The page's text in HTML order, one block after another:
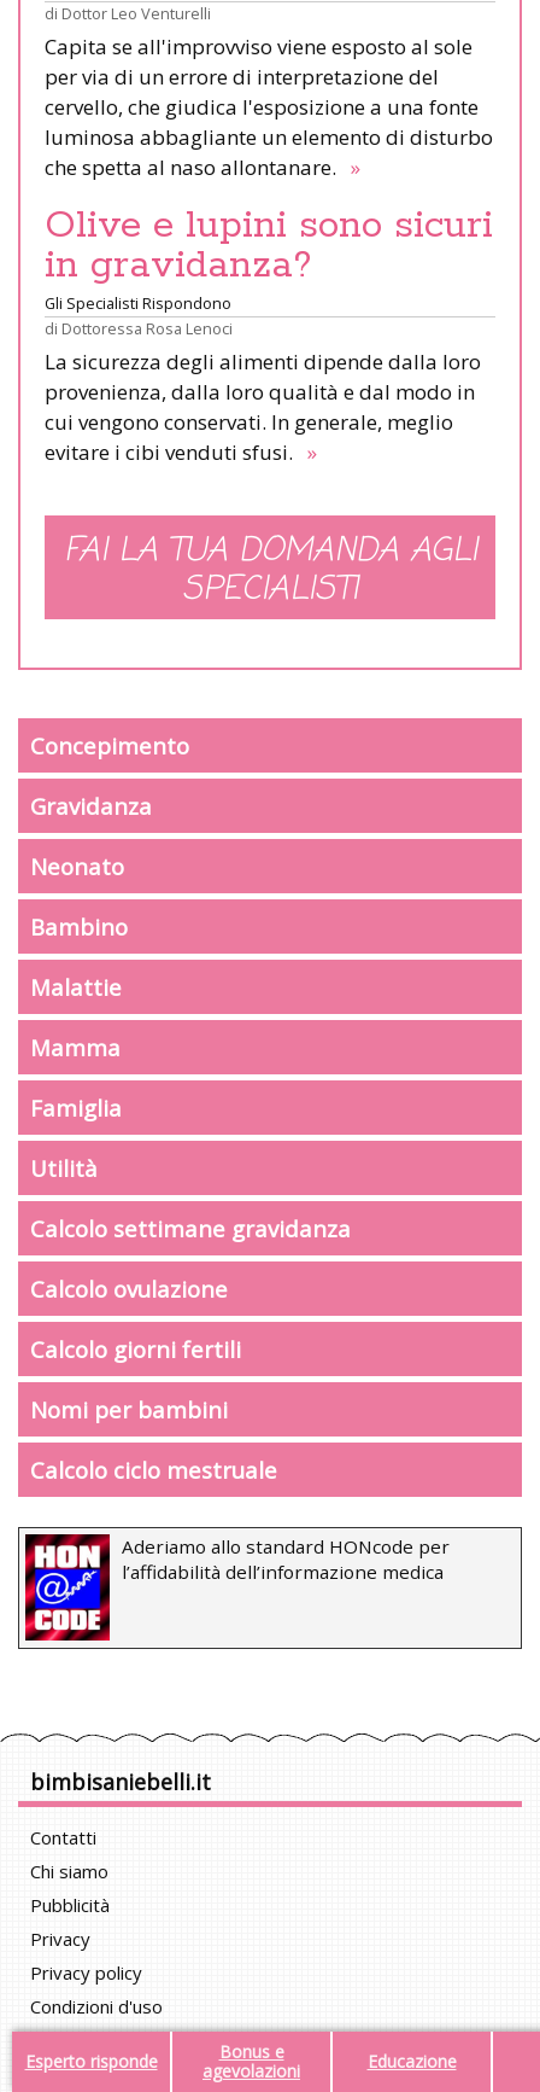
Esperto risponde
Bonus e
agevolazioni
Educazione
di Dottor Leo Venturelli
Capita se all'improvviso viene esposto al sole
per via di un errore di interpretazione del
cervello, che giudica l'esposizione a una fonte
luminosa abbagliante un elemento di disturbo
che spetta al naso allontanare. »
Olive e lupini sono sicuri
in gravidanza?
Gli Specialisti Rispondono
di Dottoressa Rosa Lenoci
La sicurezza degli alimenti dipende dalla loro
provenienza, dalla loro qualità e dal modo in
cui vengono conservati. In generale, meglio
evitare i cibi venduti sfusi. »
FAI LA TUA DOMANDA AGLI
SPECIALISTI
Concepimento
Gravidanza
Neonato
Bambino
Malattie
Mamma
Famiglia
Utilità
Calcolo settimane gravidanza
Calcolo ovulazione
Calcolo giorni fertili
Nomi per bambini
Calcolo ciclo mestruale
Aderiamo allo standard HONcode per
l’affidabilità dell’informazione medica
bimbisaniebelli.it
Contatti
Chi siamo
Pubblicità
Privacy
Privacy policy
Condizioni d'uso
Community policy
Autori